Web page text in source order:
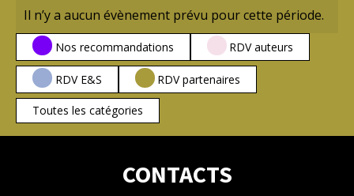
Il n’y a aucun évènement prévu pour cette période.
CATÉGORIESNos recommandations RDV auteurs
RDV E&S RDV partenaires
Toutes les catégories
CONTACTS